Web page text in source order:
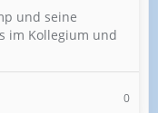
und seine
im Kollegium und
0